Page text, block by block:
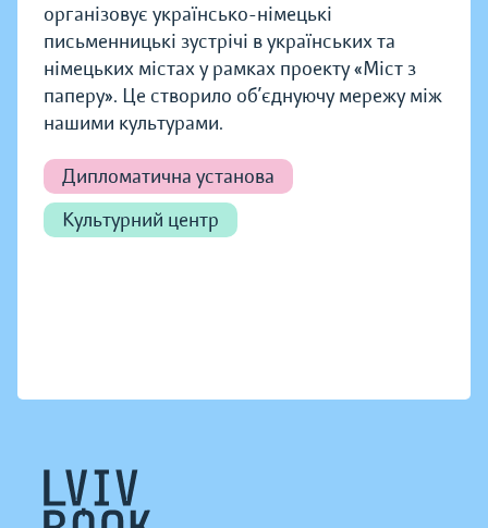
організовує українсько-німецькі
письменницькі зустрічі в українських та
німецьких містах у рамках проекту «Міст з
паперу». Це створило об’єднуючу мережу між
нашими культурами.
Дипломатична установа
Культурний центр